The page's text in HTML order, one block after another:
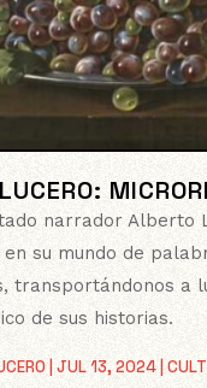
|JUL 13, 2024 |
narrador Alberto
su mundo de
transportándonos a
de sus historias.